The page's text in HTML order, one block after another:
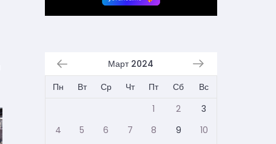
Март 2024
Пн
Вт Ср Чт Пт Сб
Вс
1
2
3
4
5 6 7 8 9
10